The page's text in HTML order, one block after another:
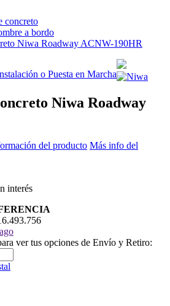
concreto
a bordo
Niwa Roadway ACNW-190HR
Niwa Roadway
del producto Más info del
interés
ver tus opciones de Envío y Retiro: